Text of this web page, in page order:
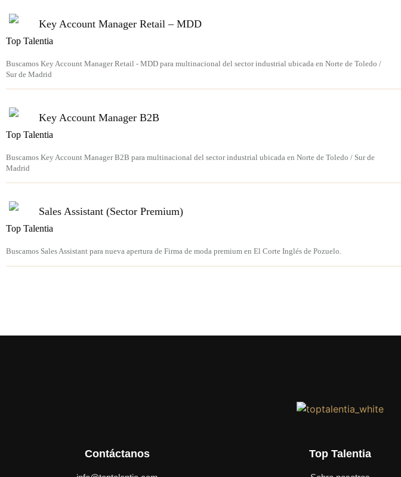
Key Account Manager Retail – MDD
Top Talentia
Buscamos Key Account Manager Retail - MDD para multinacional del sector industrial ubicada en Norte de Toledo /
Sur de Madrid
Key Account Manager B2B
Top Talentia
Buscamos Key Account Manager B2B para multinacional del sector industrial ubicada en Norte de Toledo / Sur de
Madrid
Sales Assistant (Sector Premium)
Top Talentia
Buscamos Sales Assistant para nueva apertura de Firma de moda premium en El Corte Inglés de Pozuelo.
Contáctanos Top Talentia